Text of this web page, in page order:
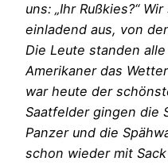
uns: „Ihr Rußkies?“
einladend aus, von
Die Leute standen
Amerikaner das
war heute der
Saatfelder gingen die
Panzer und die
schon wieder mit